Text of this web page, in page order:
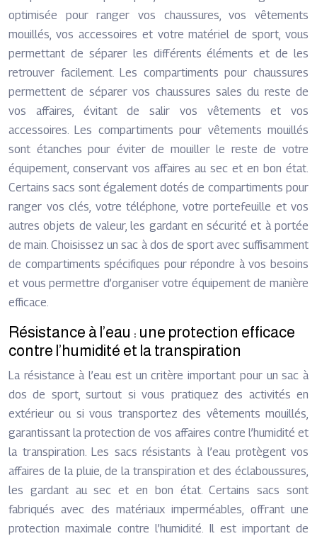
optimisée pour ranger vos chaussures, vos vêtements
mouillés, vos accessoires et votre matériel de sport, vous
permettant de séparer les différents éléments et de les
retrouver facilement. Les compartiments pour chaussures
permettent de séparer vos chaussures sales du reste de
vos affaires, évitant de salir vos vêtements et vos
accessoires. Les compartiments pour vêtements mouillés
sont étanches pour éviter de mouiller le reste de votre
équipement, conservant vos affaires au sec et en bon état.
Certains sacs sont également dotés de compartiments pour
ranger vos clés, votre téléphone, votre portefeuille et vos
autres objets de valeur, les gardant en sécurité et à portée
de main. Choisissez un sac à dos de sport avec suffisamment
de compartiments spécifiques pour répondre à vos besoins
et vous permettre d’organiser votre équipement de manière
efficace.
Résistance à l’eau : une protection efficace
contre l’humidité et la transpiration
La résistance à l’eau est un critère important pour un sac à
dos de sport, surtout si vous pratiquez des activités en
extérieur ou si vous transportez des vêtements mouillés,
garantissant la protection de vos affaires contre l’humidité et
la transpiration. Les sacs résistants à l’eau protègent vos
affaires de la pluie, de la transpiration et des éclaboussures,
les gardant au sec et en bon état. Certains sacs sont
fabriqués avec des matériaux imperméables, offrant une
protection maximale contre l’humidité. Il est important de